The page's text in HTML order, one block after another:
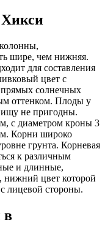
Хикси
шире, чем нижняя.
для составления
цвет с
солнечных
оттенком. Плоды у
не пригодны.
с диаметром кроны 3
Корни широко
грунта. Корневая
к различным
и длинные,
нижний цвет которой
лицевой стороны.
в